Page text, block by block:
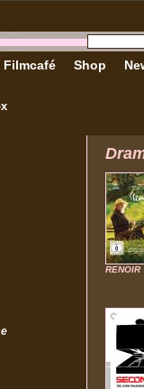
Filmcafé Shop
RENOIR